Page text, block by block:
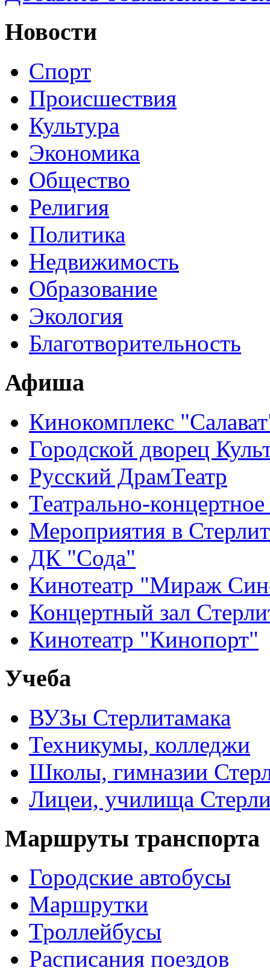
Новости
Спорт
Происшествия
Культура
Экономика
Общество
Религия
Политика
Недвижимость
Образование
Экология
Благотворительность
Афиша
Кинокомплекс
Городской дворец
Русский ДрамТеатр
Театрально-
Мероприятия в
ДК "Сода"
Кинотеатр "Мираж
Концертный зал
Кинотеатр "Кинопорт"
Учеба
ВУЗы Стерлитамака
Техникумы, колледжи
Школы, гимназии
Лицеи, училища
Маршруты транспорта
Городские автобусы
Маршрутки
Троллейбусы
Расписания поездов